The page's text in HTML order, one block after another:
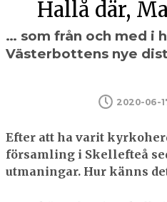
Hallå där,
… som från och med i
Västerbottens nye
2020-06-
Efter att ha varit
församling i Skellefteå
utmaningar. Hur känns